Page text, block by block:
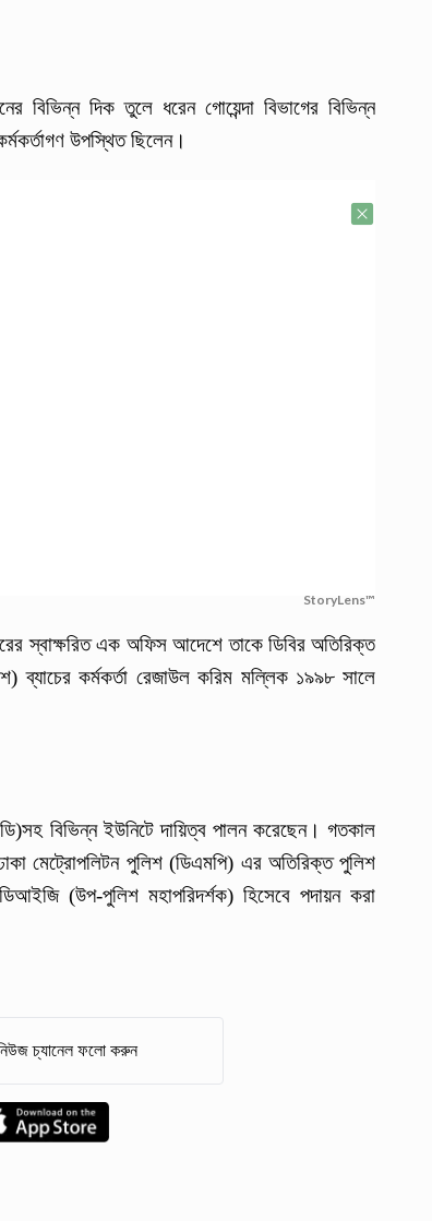
বিভিন্ন দিক তুলে ধরেন গোয়েন্দা বিভাগের বিভিন্ন
উপস্থিত ছিলেন।
StoryLens™
স্বাক্ষরিত এক অফিস আদেশে তাকে ডিবির অতিরিক্ত
ব্যাচের কর্মকর্তা রেজাউল করিম মল্লিক ১৯৯৮ সালে
বিভিন্ন ইউনিটে দায়িত্ব পালন করেছেন। গতকাল
মেট্রোপলিটন পুলিশ (ডিএমপি) এর অতিরিক্ত পুলিশ
(উপ-পুলিশ মহাপরিদর্শক) হিসেবে পদায়ন করা
চ্যানেল ফলো করুন